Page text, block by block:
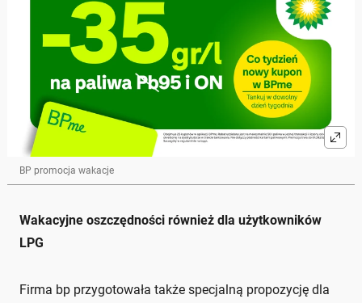
BP promocja wakacje
Wakacyjne oszczędności również dla użytkowników
LPG
Firma bp przygotowała także specjalną propozycję dla